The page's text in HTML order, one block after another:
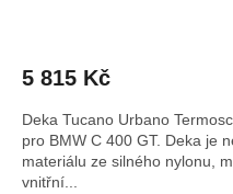
5 815 Kč
Deka Tucano Urbano
pro BMW C 400 GT. Deka je
materiálu ze silného nylonu,
vnitřní...